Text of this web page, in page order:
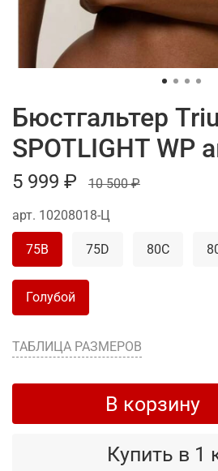
арт. 10208018-Ц
Бюстгальтер
SPOTLIGHT WP
5 999 ₽ 10 500 ₽
ТАБЛИЦА РАЗМЕРОВ
В корзину
Купить в 1
75B 75D 80C
Голубой